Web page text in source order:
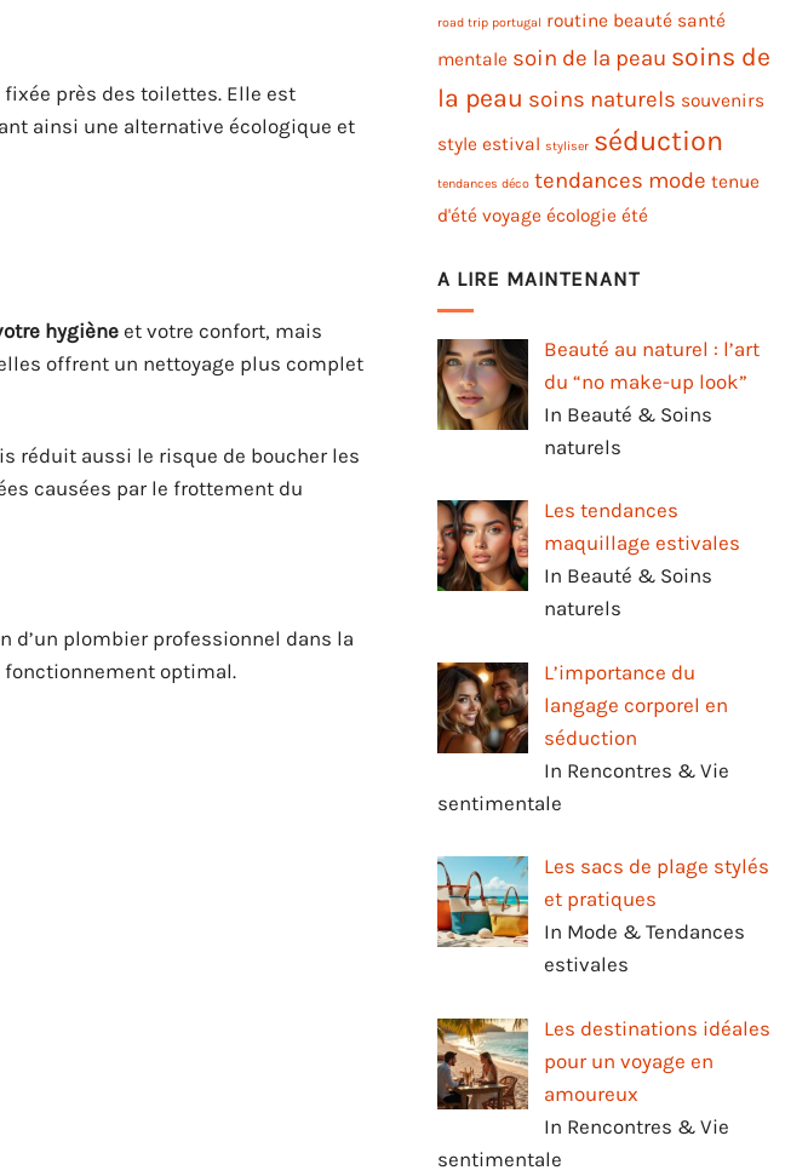
près des toilettes. Elle est
ainsi une alternative écologique et
hygiène et votre confort, mais
offrent un nettoyage plus complet
réduit aussi le risque de boucher les
causées par le frottement du
d’un plombier professionnel dans la
fonctionnement optimal.
road trip portugal routine beauté santé
mentale soin de la peau soins de
la peau soins naturels souvenirs
style estival styliser séduction
tendances déco tendances mode tenue
d'été voyage écologie été
A LIRE MAINTENANT
Beauté au naturel : l’art
du “no make-up look”
In Beauté & Soins
naturels
Les tendances
maquillage estivales
In Beauté & Soins
naturels
L’importance du
langage corporel en
séduction
In Rencontres & Vie
sentimentale
Les sacs de plage stylés
et pratiques
In Mode & Tendances
estivales
Les destinations idéales
pour un voyage en
amoureux
In Rencontres & Vie
sentimentale